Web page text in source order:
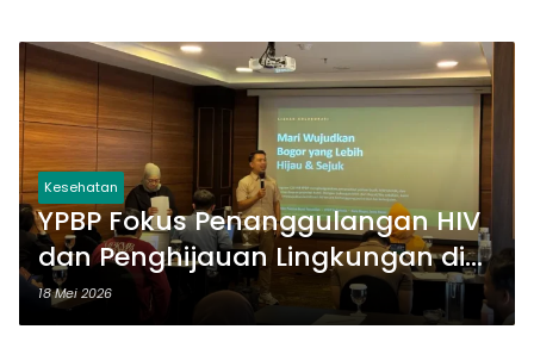
Kesehatan
YPBP Fokus Penanggulangan HIV
dan Penghijauan Lingkungan di
Bogor, Libatkan Banyak
Stakeholder
18 Mei 2026